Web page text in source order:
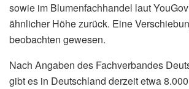
sowie im Blumenfachhandel laut
ähnlicher Höhe zurück. Eine
beobachten gewesen.
Nach Angaben des Fachverbandes
gibt es in Deutschland derzeit etwa